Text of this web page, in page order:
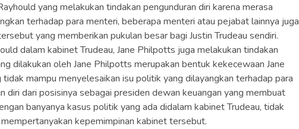
yang melakukan tindakan pengunduran diri karena merasa
terhadap para menteri, beberapa menteri atau pejabat lainnya juga
yang memberikan pukulan besar bagi Justin Trudeau sendiri.
dalam kabinet Trudeau, Jane Philpotts juga melakukan tindakan
dilakukan oleh Jane Philpotts merupakan bentuk kekecewaan Jane
mampu menyelesaikan isu politik yang dilayangkan terhadap para
diri dari posisinya sebagai presiden dewan keuangan yang membuat
banyanya kasus politik yang ada didalam kabinet Trudeau, tidak
kepemimpinan kabinet tersebut.